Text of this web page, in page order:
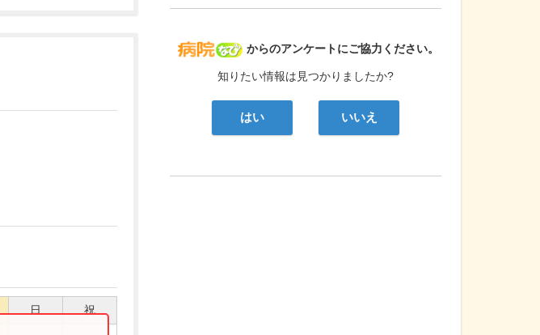
日 祝
病院なび
からのアンケートにご協力ください。
知りたい情報は見つかりましたか?
はい いいえ